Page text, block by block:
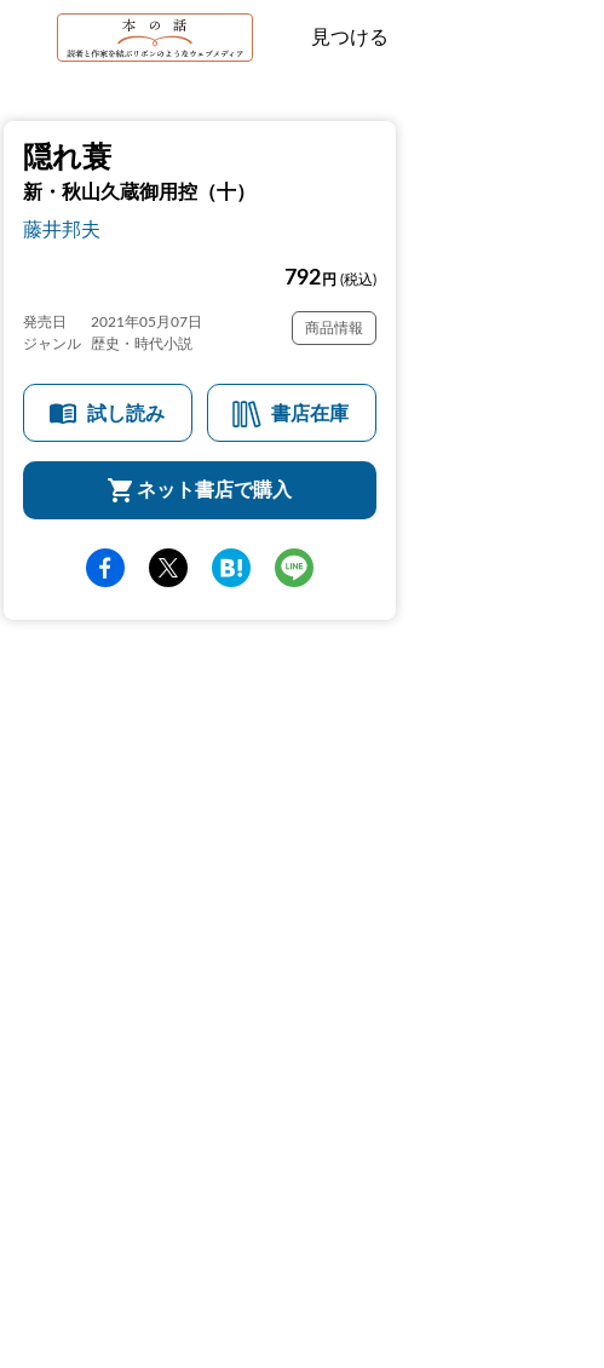
見つける
隠れ蓑
新・秋山久蔵御用控（十）
藤井邦夫
792 円 (税込)
発売日
2021年05月07日
ジャンル
歴史・時代小説
商品情報
試し読み 書店在庫
ネット書店で購入